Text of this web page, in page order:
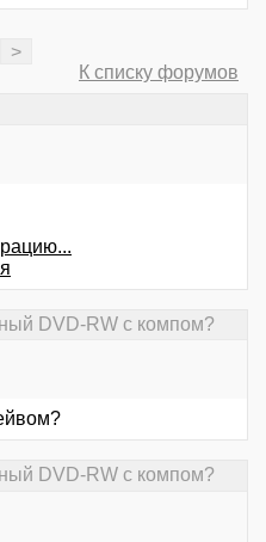
>
К списку форумов
DVD-RW с компом?
DVD-RW с компом?